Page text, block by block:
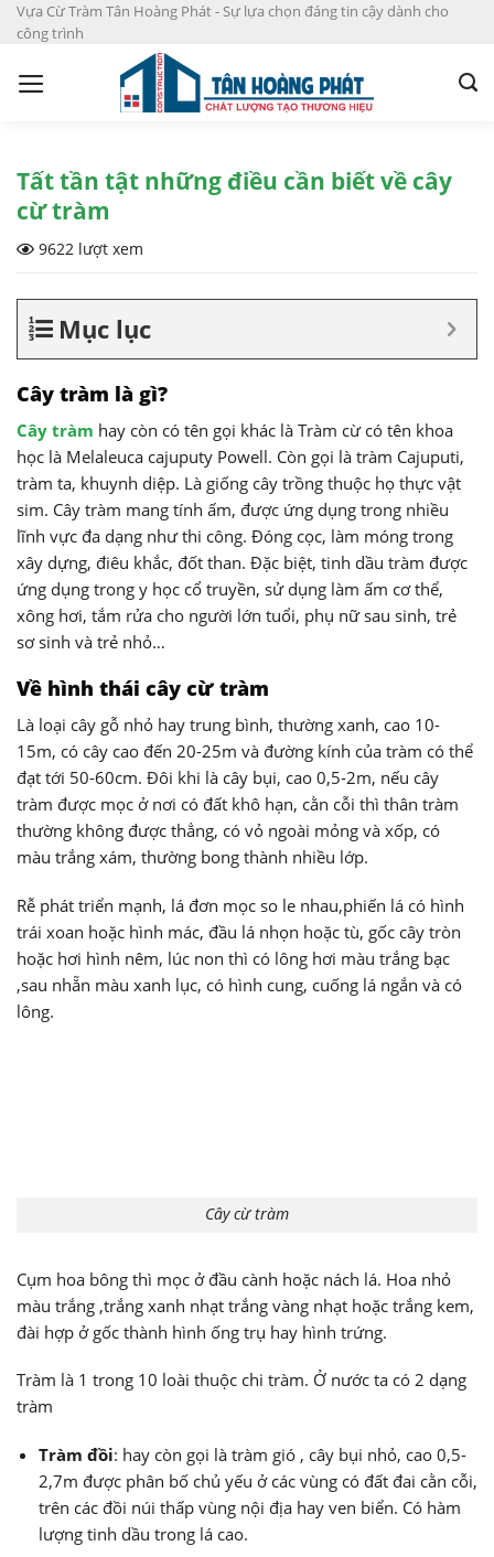
Vựa Cừ Tràm Tân Hoàng Phát - Sự lựa chọn đáng tin cậy dành cho
công trình
Tất tần tật những điều cần biết về cây
cừ tràm
9622 lượt xem
Mục lục
Cây tràm là gì?
Cây tràm hay còn có tên gọi khác là Tràm cừ có tên khoa
học là Melaleuca cajuputy Powell. Còn gọi là tràm Cajuputi,
tràm ta, khuynh diệp. Là giống cây trồng thuộc họ thực vật
sim. Cây tràm mang tính ấm, được ứng dụng trong nhiều
lĩnh vực đa dạng như thi công. Đóng cọc, làm móng trong
xây dựng, điêu khắc, đốt than. Đặc biệt, tinh dầu tràm được
ứng dụng trong y học cổ truyền, sử dụng làm ấm cơ thể,
xông hơi, tắm rửa cho người lớn tuổi, phụ nữ sau sinh, trẻ
sơ sinh và trẻ nhỏ…
Về hình thái cây cừ tràm
Là loại cây gỗ nhỏ hay trung bình, thường xanh, cao 10-
15m, có cây cao đến 20-25m và đường kính của tràm có thể
đạt tới 50-60cm. Đôi khi là cây bụi, cao 0,5-2m, nếu cây
tràm được mọc ở nơi có đất khô hạn, cằn cỗi thì thân tràm
thường không được thẳng, có vỏ ngoài mỏng và xốp, có
màu trắng xám, thường bong thành nhiều lớp.
Rễ phát triển mạnh, lá đơn mọc so le nhau,phiến lá có hình
trái xoan hoặc hình mác, đầu lá nhọn hoặc tù, gốc cây tròn
hoặc hơi hình nêm, lúc non thì có lông hơi màu trắng bạc
,sau nhẵn màu xanh lục, có hình cung, cuống lá ngắn và có
lông.
Cây cừ tràm
Cụm hoa bông thì mọc ở đầu cành hoặc nách lá. Hoa nhỏ
màu trắng ,trắng xanh nhạt trắng vàng nhạt hoặc trắng kem,
đài hợp ở gốc thành hình ống trụ hay hình trứng.
Tràm là 1 trong 10 loài thuộc chi tràm. Ở nước ta có 2 dạng
tràm
Tràm đồi: hay còn gọi là tràm gió , cây bụi nhỏ, cao 0,5-
2,7m được phân bố chủ yếu ở các vùng có đất đai cằn cỗi,
trên các đồi núi thấp vùng nội địa hay ven biển. Có hàm
lượng tinh dầu trong lá cao.